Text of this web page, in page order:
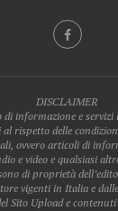
DISCLAIMER
di informazione e
rispetto delle
ovvero articoli di
e video e qualsiasi
di proprietà
vigenti in Italia e
Sito Upload e